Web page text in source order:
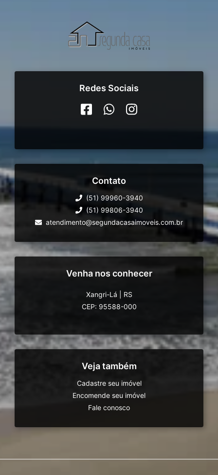
Redes Sociais
Contato
(51) 99960-3940
(51) 99806-3940
atendimento@segundacasaimoveis.com.br
Venha nos conhecer
Xangri-Lá
RS
CEP: 95588-000
Veja também
Cadastre seu imóvel
Encomende seu imóvel
Fale conosco